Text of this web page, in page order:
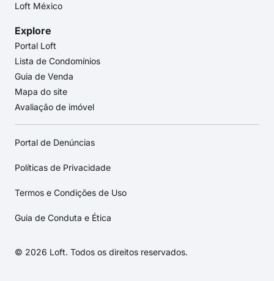
Loft México
Explore
Portal Loft
Lista de Condomínios
Guia de Venda
Mapa do site
Avaliação de imóvel
Portal de Denúncias
Políticas de Privacidade
Termos e Condições de Uso
Guia de Conduta e Ética
© 2026 Loft. Todos os direitos reservados.